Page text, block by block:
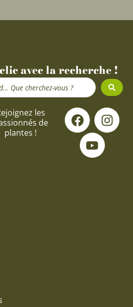
avec la recherche !
les
de
plantes !
F
a
c
e
I
n
s
Y
o
u
t
u